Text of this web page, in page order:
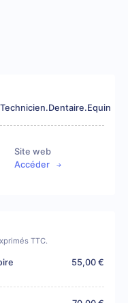
Site web
Accéder
TTC.
55,00 €